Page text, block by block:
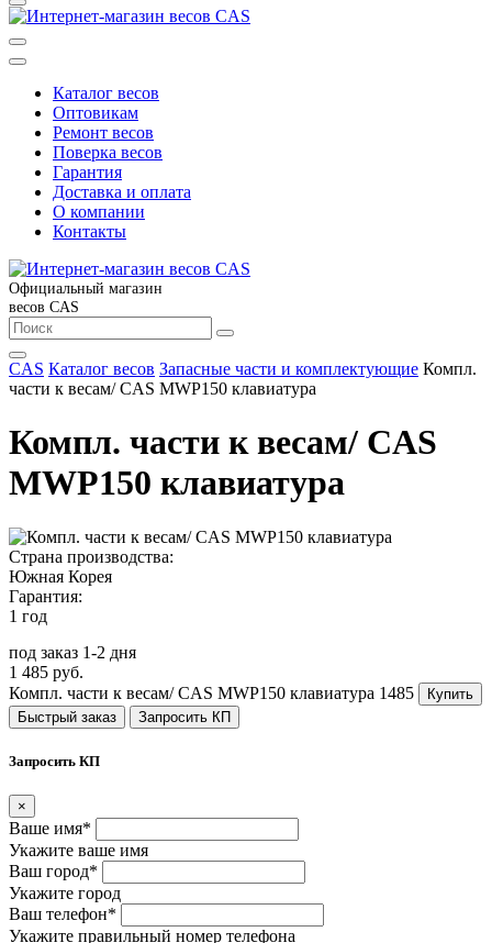
Каталог весов
Оптовикам
Ремонт весов
Поверка весов
Гарантия
Доставка и оплата
О компании
Контакты
Официальный магазин
весов CAS
CAS Каталог весов Запасные части и комплектующие Компл.
части к весам/ CAS MWP150 клавиатура
Компл. части к весам/ CAS
MWP150 клавиатура
Страна производства:
Южная Корея
Гарантия:
1 год
под заказ 1-2 дня
1 485 руб.
Компл. части к весам/ CAS MWP150 клавиатура 1485
Купить
Быстрый заказ
Запросить КП
Запросить КП
×
Ваше имя*
Укажите ваше имя
Ваш город*
Укажите город
Ваш телефон*
Укажите правильный номер телефона